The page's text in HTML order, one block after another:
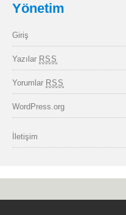
Yönetim
Giriş
Yazılar RSS
Yorumlar RSS
WordPress.org
İletişim